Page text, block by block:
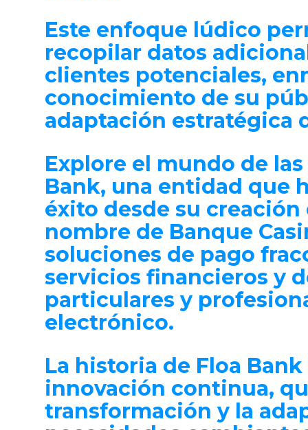
Este enfoque lúdico
recopilar datos
clientes potenciales,
conocimiento de su
adaptación estratégica
Explore el mundo de
Bank, una entidad que
éxito desde su creación
nombre de Banque
soluciones de pago
servicios financieros y
particulares y
electrónico.
La historia de Floa
innovación continua,
transformación y la